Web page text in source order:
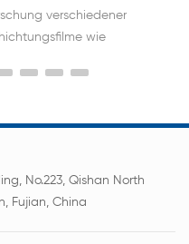
verschiedener
wie
Filmbildung unter
anpassen
No.223, Qishan North
Fujian, China